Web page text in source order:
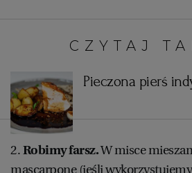
CZYTAJ
Pieczona pierś
2.Robimy farsz.W misce
mascarpone (jeśli